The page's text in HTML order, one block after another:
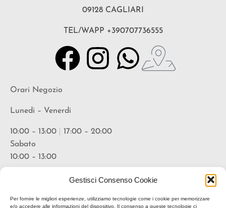
Gestisci Consenso Cookie
Per fornire le migliori esperienze, utilizziamo tecnologie come i cookie per memorizzare
e/o accedere alle informazioni del dispositivo. Il consenso a queste tecnologie ci
09128 CAGLIARI
TEL/WAPP +390707736555
Orari Negozio
Lunedi – Venerdi
10:00 – 13:00
17:00 – 20:00
Sabato
10:00 – 13:00
Lunedi – Venerdi